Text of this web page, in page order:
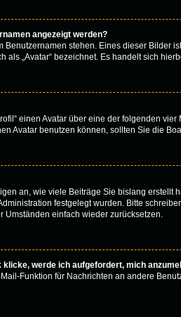
angezeigt werden?
stehen. Eines dieser Bilder
als „Avatar“ bezeichnet. Es handelt sich
einen Avatar über eine der folgenden
Avatar benutzen können, sollten Sie die
an, wie viele Beiträge Sie bislang
festgelegt wurden. Bitte
einfach wieder zurücksetzen.
werde ich aufgefordert, mich
Funktion für Nachrichten an andere